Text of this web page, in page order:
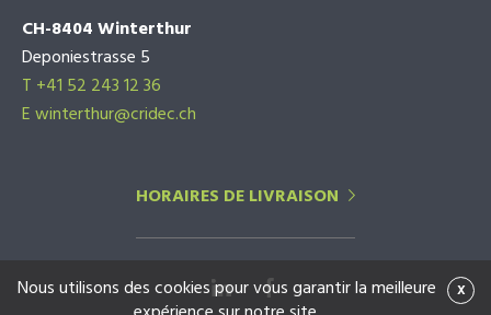
CH-8404 Winterthur
Deponiestrasse 5
T +41 52 243 12 36
E winterthur@cridec.ch
HORAIRES DE LIVRAISON
x
Nous utilisons des cookies pour vous garantir la meilleure